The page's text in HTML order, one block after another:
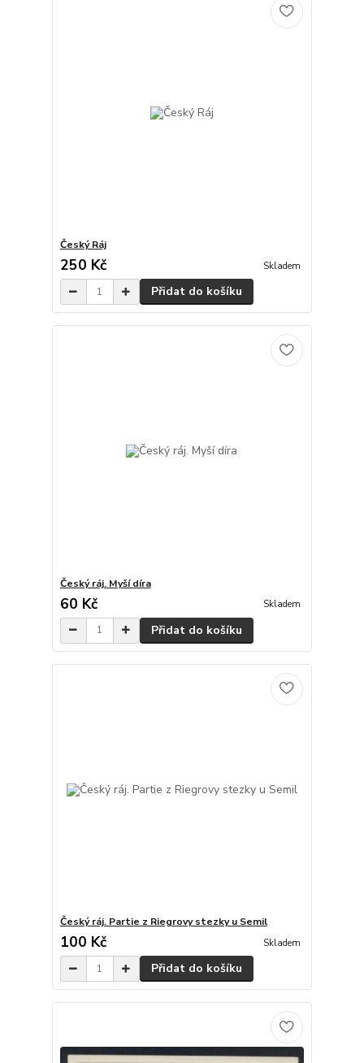
Český Ráj
250 Kč Skladem
Přidat do košíku
Český ráj. Myší díra
60 Kč Skladem
Přidat do košíku
Český ráj. Partie z Riegrovy stezky u Semil
100 Kč Skladem
Přidat do košíku